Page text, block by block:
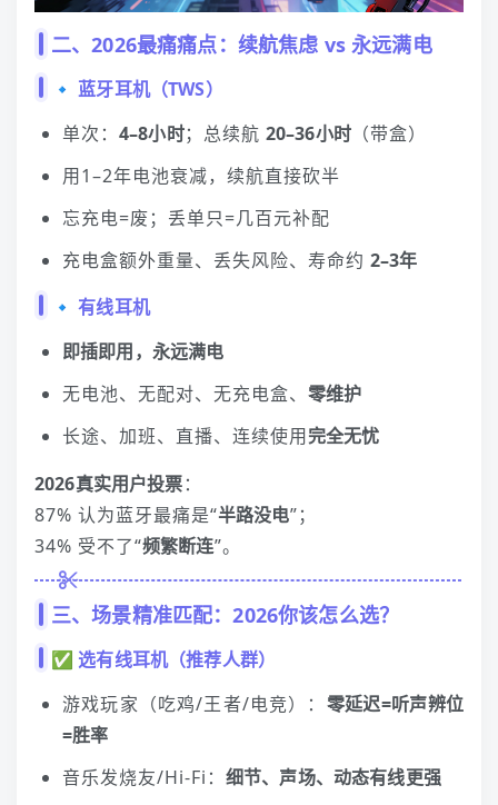
二、2026最痛痛点：续航焦虑 vs 永远满电
🔹 蓝牙耳机（TWS）
单次： 4–8小时；总续航 20–36小时（带盒）
用1–2年电池衰减，续航直接砍半
忘充电=废；丢单只=几百元补配
充电盒额外重量、丢失风险、寿命约 2–3年
🔹 有线耳机
即插即用，永远满电
无电池、无配对、无充电盒、 零维护
长途、加班、直播、连续使用完全无忧
2026真实用户投票：
87% 认为蓝牙最痛是“半路没电”；
34% 受不了“频繁断连”。
三、场景精准匹配：2026你该怎么选？
✅ 选有线耳机（推荐人群）
游戏玩家（吃鸡/王者/电竞）： 零延迟=听声辨位
=胜率
音乐发烧友/Hi‑Fi： 细节、声场、动态有线更强